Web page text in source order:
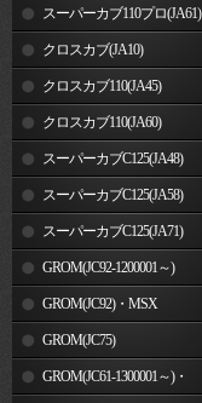
(MLHJA56)
スーパーカブ110プロ(JA61)
クロスカブ(JA10)
クロスカブ110(JA45)
クロスカブ110(JA60)
スーパーカブC125(JA48)
スーパーカブC125(JA58)
スーパーカブC125(JA71)
GROM(JC92-1200001～)
GROM(JC92)・MSX
GROM(MLHJC92)
GROM(JC75)
GROM(JC61-1300001～)・